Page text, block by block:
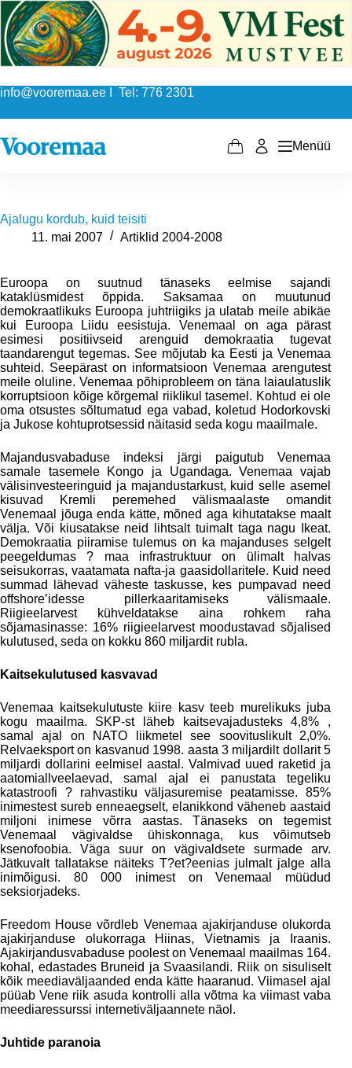
Skip
to
content
info@vooremaa.ee I Tel: 776 2301
Shopping
Menüü
Ajalugu kordub, kuid teisiti
11. mai 2007
Artiklid 2004-2008
Euroopa on suutnud tänaseks eelmise sajandi
kataklüsmidest õppida. Saksamaa on muutunud
demokraatlikuks Euroopa juhtriigiks ja ulatab meile abikäe
kui Euroopa Liidu eesistuja. Venemaal on aga pärast
esimesi positiivseid arenguid demokraatia tugevat
taandarengut tegemas. See mõjutab ka Eesti ja Venemaa
suhteid. Seepärast on informatsioon Venemaa arengutest
meile oluline. Venemaa põhiprobleem on täna laiaulatuslik
korruptsioon kõige kõrgemal riiklikul tasemel. Kohtud ei ole
oma otsustes sõltumatud ega vabad, koletud Hodorkovski
ja Jukose kohtuprotsessid näitasid seda kogu maailmale.
Majandusvabaduse indeksi järgi paigutub Venemaa
samale tasemele Kongo ja Ugandaga. Venemaa vajab
välisinvesteeringuid ja majandustarkust, kuid selle asemel
kisuvad Kremli peremehed välismaalaste omandit
Venemaal jõuga enda kätte, mõned aga kihutatakse maalt
välja. Või kiusatakse neid lihtsalt tuimalt taga nagu Ikeat.
Demokraatia piiramise tulemus on ka majanduses selgelt
peegeldumas ? maa infrastruktuur on ülimalt halvas
seisukorras, vaatamata nafta-ja gaasidollaritele. Kuid need
summad lähevad väheste taskusse, kes pumpavad need
offshore’idesse pillerkaaritamiseks välismaale.
Riigieelarvest kühveldatakse aina rohkem raha
sõjamasinasse: 16% riigieelarvest moodustavad sõjalised
kulutused, seda on kokku 860 miljardit rubla.
Kaitsekulutused kasvavad
Venemaa kaitsekulutuste kiire kasv teeb murelikuks juba
kogu maailma. SKP-st läheb kaitsevajadusteks 4,8% ,
samal ajal on NATO liikmetel see soovituslikult 2,0%.
Relvaeksport on kasvanud 1998. aasta 3 miljardilt dollarit 5
miljardi dollarini eelmisel aastal. Valmivad uued raketid ja
aatomiallveelaevad, samal ajal ei panustata tegeliku
katastroofi ? rahvastiku väljasuremise peatamisse. 85%
inimestest sureb enneaegselt, elanikkond väheneb aastaid
miljoni inimese võrra aastas. Tänaseks on tegemist
Venemaal vägivaldse ühiskonnaga, kus võimutseb
ksenofoobia. Väga suur on vägivaldsete surmade arv.
Jätkuvalt tallatakse näiteks T?et?eenias julmalt jalge alla
inimõigusi. 80 000 inimest on Venemaal müüdud
seksiorjadeks.
Freedom House võrdleb Venemaa ajakirjanduse olukorda
ajakirjanduse olukorraga Hiinas, Vietnamis ja Iraanis.
Ajakirjandusvabaduse poolest on Venemaal maailmas 164.
kohal, edastades Bruneid ja Svaasilandi. Riik on sisuliselt
kõik meediaväljaanded enda kätte haaranud. Viimasel ajal
püüab Vene riik asuda kontrolli alla võtma ka viimast vaba
meediaressurssi internetiväljaannete näol.
Juhtide paranoia